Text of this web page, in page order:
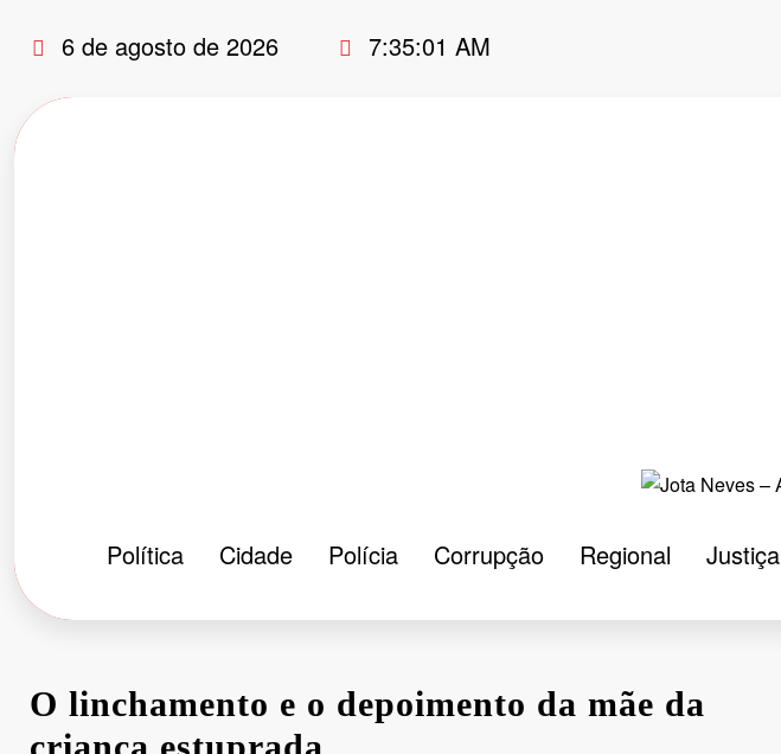
para
conteúdo
6 de agosto de 2026 7:35:02 AM
Política Cidade Polícia Corrupção Regional Justiça
O linchamento e o depoimento da mãe da
criança estuprada